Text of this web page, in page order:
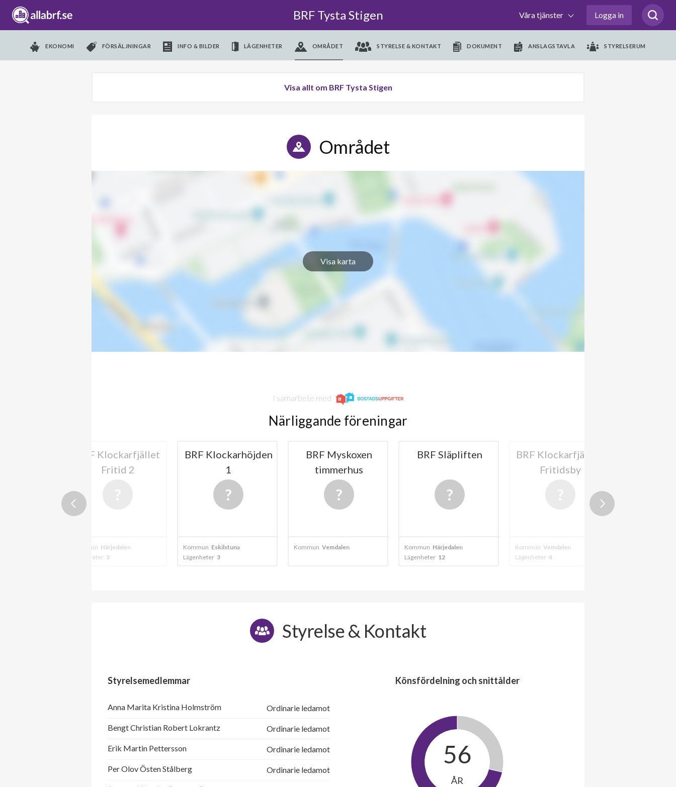
BRF Tysta Stigen Våra tjänster Logga in
EKONOMI FÖRSÄLJNINGAR INFO & BILDER LÄGENHETER OMRÅDET STYRELSE & KONTAKT DOKUMENT ANSLAGSTAVLA STYRELSERUM
Visa allt om BRF Tysta Stigen
Området
Visa karta
I samarbete med
Närliggande föreningar
BRF Klockarfjället
Fritid 2
Kommun Härjedalen
Lägenheter 3
BRF Klockarhöjden
1
Kommun Eskilstuna
Lägenheter 3
BRF Myskoxen
timmerhus
Kommun Vemdalen
BRF Släpliften
Kommun Härjedalen
Lägenheter 12
BRF Klockarfjällets
Fritidsby
Kommun Vemdalen
Lägenheter 4
Styrelse & Kontakt
Styrelsemedlemmar
Anna Marita Kristina Holmström Ordinarie ledamot
Bengt Christian Robert Lokrantz Ordinarie ledamot
Erik Martin Pettersson Ordinarie ledamot
Per Olov Östen Stålberg Ordinarie ledamot
Könsfördelning och snittålder
56
ÅR